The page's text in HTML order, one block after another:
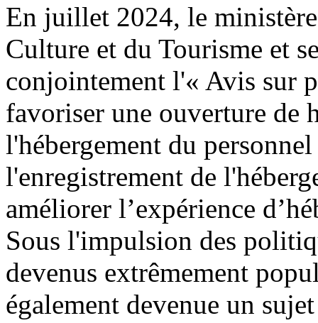
En juillet 2024, le
Culture et du Tourisme et
conjointement l'« Avis sur
favoriser une ouverture de
l'hébergement du
l'enregistrement de
améliorer l’expérience
Sous l'impulsion des
devenus extrêmement
également devenue un